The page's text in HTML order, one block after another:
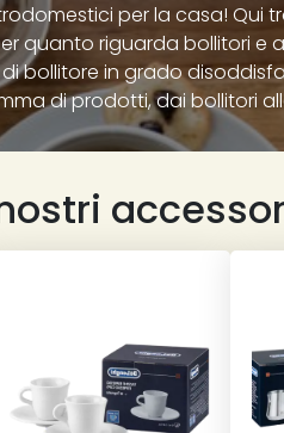
per la casa!
riguarda bollitori e
bollitore in grado
di prodotti, dai bollitori